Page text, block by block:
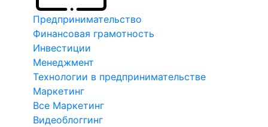
Предпринимательство
Финансовая грамотность
Инвестиции
Менеджмент
Технологии в предпринимательстве
Маркетинг
Все Маркетинг
Видеоблоггинг